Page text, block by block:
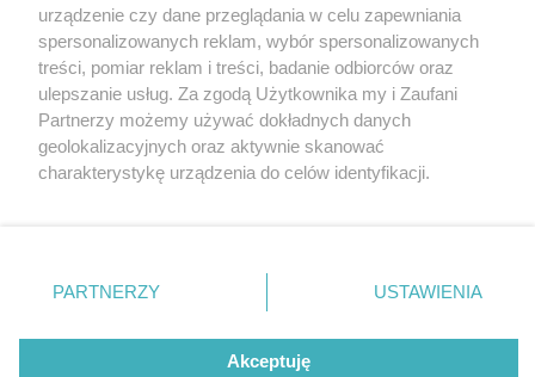
Mecz gwiazd dla hospicjum na tyskim stadionie
Giganci dla Świetlikowa
Nie zapomnij
zapoznać się z:
polityką prywatności regulamin korzystania z portali
Twojemiasto
Piekary Śląskie
Chorzów
Tarnowskie Góry
Gliwice
Skontakuj sięz nami
Kontakt
Wydawca
Redakcja
urządzenie czy dane przeglądania w celu zapewniania
spersonalizowanych reklam, wybór spersonalizowanych
treści, pomiar reklam i treści, badanie odbiorców oraz
ulepszanie usług. Za zgodą Użytkownika my i Zaufani
Partnerzy możemy używać dokładnych danych
geolokalizacyjnych oraz aktywnie skanować
charakterystykę urządzenia do celów identyfikacji.
zmienić/wycofać klikając przycisk ustawień prywatności
znajdujący się w lewym dolnym rogu strony
rodzaje przetwarzania danych nie wymagają zgody
użytkownika, ale masz prawo sprzeciwić się takiemu
PARTNERZY USTAWIENIA
Akceptuję